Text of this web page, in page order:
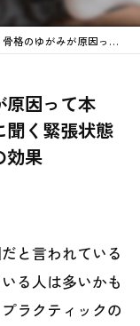
？カイロプラクティックに聞く緊張状態と交感神経・自律神経調整の効果
原因って本
聞く緊張状態
効果
と言われている
る人は多いかも
ラクティックの